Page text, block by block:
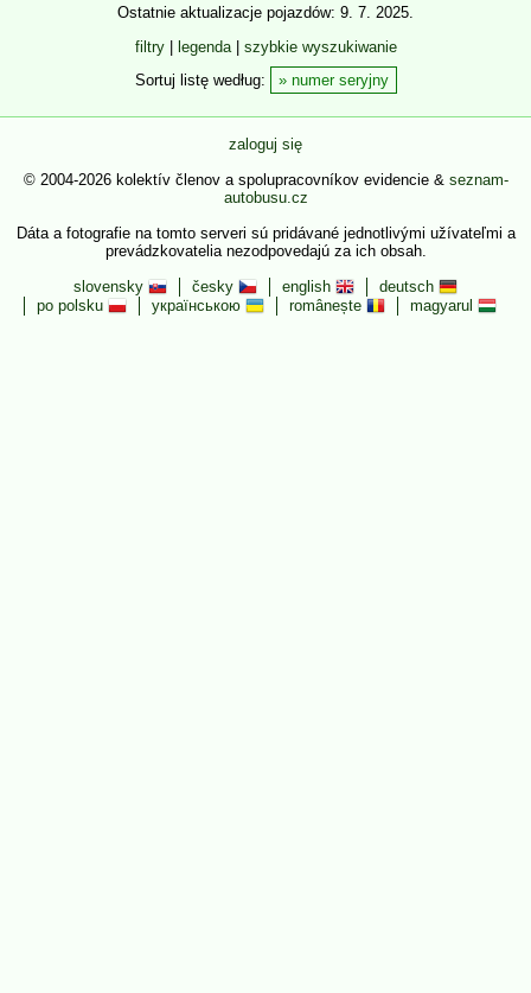
Ostatnie aktualizacje pojazdów: 9. 7. 2025.
filtry| legenda| szybkie wyszukiwanie
Sortuj listę według:
numer seryjny
zaloguj się
© 2004-2026 kolektív členov a spolupracovníkov evidencie & seznam-
autobusu.cz
Dáta a fotografie na tomto serveri sú pridávané jednotlivými užívateľmi a
prevádzkovatelia nezodpovedajú za ich obsah.
slovensky
česky english
deutsch
po polsku
українською românește magyarul